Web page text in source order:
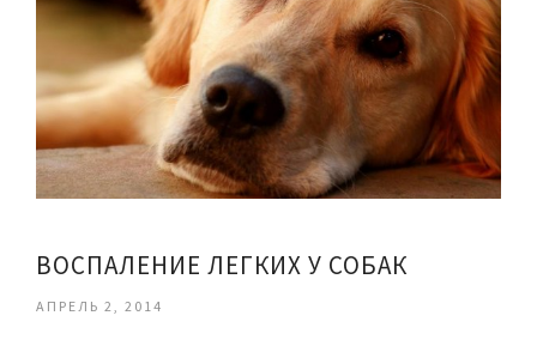
ВОСПАЛЕНИЕ ЛЕГКИХ У СОБАК
АПРЕЛЬ 2, 2014